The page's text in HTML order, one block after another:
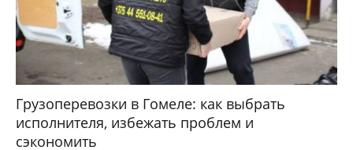
Грузоперевозки в Гомеле: как выбрать
исполнителя, избежать проблем и
сэкономить